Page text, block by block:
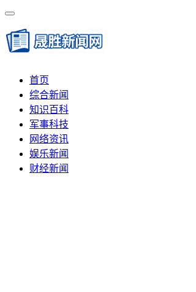
首页
综合新闻
知识百科
军事科技
网络资讯
娱乐新闻
财经新闻